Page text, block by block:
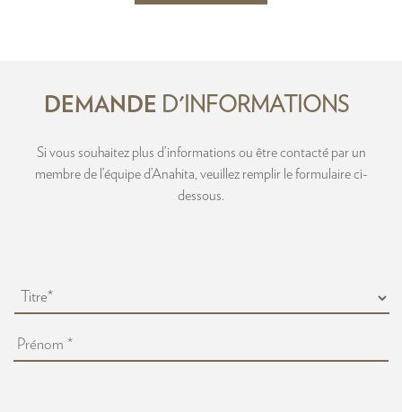
DEMANDE D'INFORMATIONS
Si vous souhaitez plus d’informations ou être contacté par un
membre de l’équipe d’Anahita, veuillez remplir le formulaire ci-
dessous.
Titre
Prénom